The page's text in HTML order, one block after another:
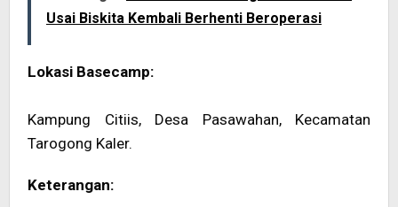
Usai Biskita Kembali Berhenti Beroperasi
Lokasi Basecamp:
Kampung Citiis, Desa Pasawahan, Kecamatan
Tarogong Kaler.
Keterangan: